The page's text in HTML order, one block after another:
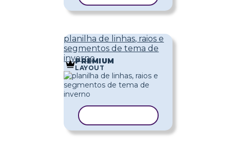
planilha de linhas, raios e
segmentos de tema de
inverno
PREMIUM
LAYOUT